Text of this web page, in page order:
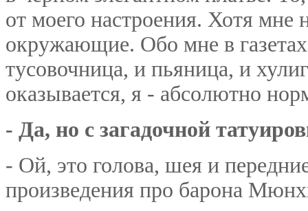
от моего настроения. Хотя мне
окружающие. Обо мне в
тусовочница, и пьяница, и
оказывается, я - абсолютно
- Да, но с загадочной
- Ой, это голова, шея и
произведения про барона